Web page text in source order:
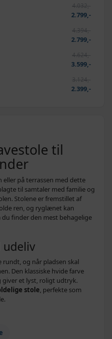
til
eller på terrassen med dette
til samtaler med familie og
Stolene er fremstillet af
ren, og ryglænet kan
du finder den mest behagelige
udeliv
og når pladsen skal
Den klassiske hvide farve
giver et lyst, roligt udtryk.
stole, perfekte som
4.032,-
2.799,-
4.394,-
2.799,-
4.624,-
3.599,-
3.124,-
2.399,-